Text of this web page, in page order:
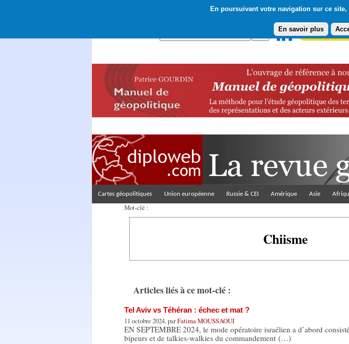
En poursuivant votre navigation sur ce
En savoir plus
Abonnement
Cartes géopolitiques Union européenne Russie & CEI Amérique Asie
Mot-clé :
Chiisme
Articles liés à ce mot-clé :
Tel Aviv vs Téhéran : échec et mat ?
11 octobre 2024, parFatima MOUSSAOUI
EN SEPTEMBRE 2024, le mode opératoire israélien a d’abord
bipeurs et de talkies-walkies du commandement (…)